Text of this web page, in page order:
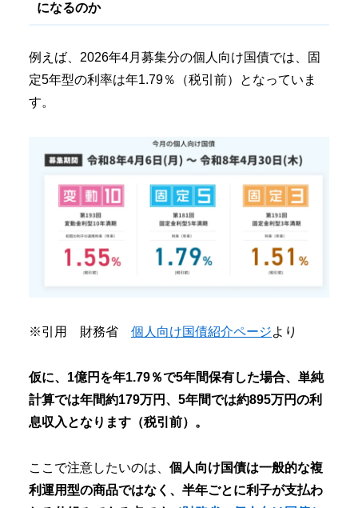
になるのか
例えば、2026年4月募集分の個人向け国債では、固
定5年型の利率は年1.79％（税引前）となっていま
す。
※引用 財務省 個人向け国債紹介ページより
仮に、1億円を年1.79％で5年間保有した場合、単純
計算では年間約179万円、5年間では約895万円の利
息収入となります（税引前）。
ここで注意したいのは、 個人向け国債は一般的な複
利運用型の商品ではなく、半年ごとに利子が支払わ